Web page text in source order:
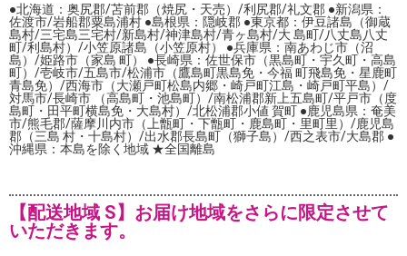
●北海道：奥尻郡/苫前郡（焼尻・天売）/利尻郡/礼文郡 ●新潟県：
佐渡市/岩船郡粟島浦村 ●島根県：隠岐郡 ●東京都：伊豆諸島（御蔵
島村/三宅島三宅村/新島村/神津島村/青ヶ島村/大 島町/八丈島八丈
町/利島村）/小笠原諸島（小笠原村） ●兵庫県：南あわじ市（沼
島）/姫路市（家島 町） ●長崎県：佐世保市（黒島町・宇久町・高島
町）/壱岐市/五島市/松浦市（鷹島町黒島免・今福 町飛島免・星鹿町
青島免）/西海市（大瀬戸町松島内郷・崎戸町江島・崎戸町平島）/
対馬市/長崎市 （高島町・池島町）/南松浦郡新上五島町/平戸市（度
島町・田平町横島免・大島村）/北松浦郡小値 賀町 ●鹿児島県：奄美
市/熊毛郡/薩摩川内市（上甑町・下甑町・鹿島町・里町里）/鹿児島
郡（三島 村・十島村）/出水郡長島町（獅子島）/西之表市/大島郡 ●
沖縄県：本島を除く地域 ★全国離島
【配送地域 S】お届け地域をさらに限定させて
いただきます。